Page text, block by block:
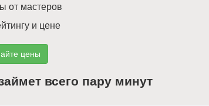
от мастеров
и цене
цены
всего пару минут